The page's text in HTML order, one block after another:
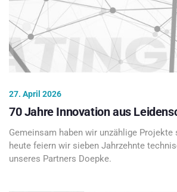
27. April 2026
70 Jahre Innovation aus
Gemeinsam haben wir unzählige
heute feiern wir sieben Jahrzehnte
unseres Partners Doepke.